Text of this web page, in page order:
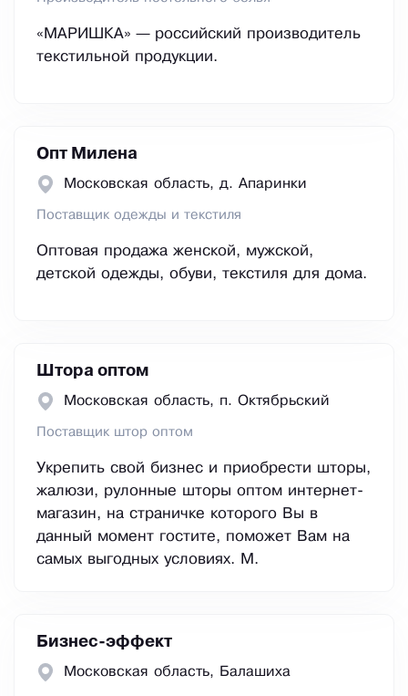
«МАРИШКА» — российский производитель
текстильной продукции.
Опт Милена
Московская область, д. Апаринки
Поставщик одежды и текстиля
Оптовая продажа женской, мужской,
детской одежды, обуви, текстиля для дома.
Штора оптом
Московская область, п. Октябрьский
Поставщик штор оптом
Укрепить свой бизнес и приобрести шторы,
жалюзи, рулонные шторы оптом интернет-
магазин, на страничке которого Вы в
данный момент гостите, поможет Вам на
самых выгодных условиях. М.
Бизнес-эффект
Московская область, Балашиха